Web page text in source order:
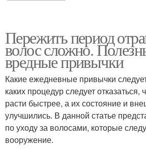
Пережить период
волос сложно.
вредные привычки
Какие ежедневные привычки
каких процедур следует
расти быстрее, а их состояние и
улучшились. В данной статье
по уходу за волосами, которые
вооружение.